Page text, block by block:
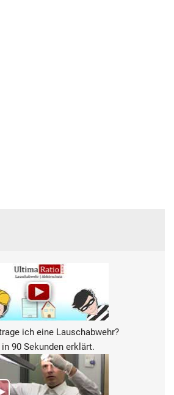
ich eine Lauschabwehr?
90 Sekunden erklärt.